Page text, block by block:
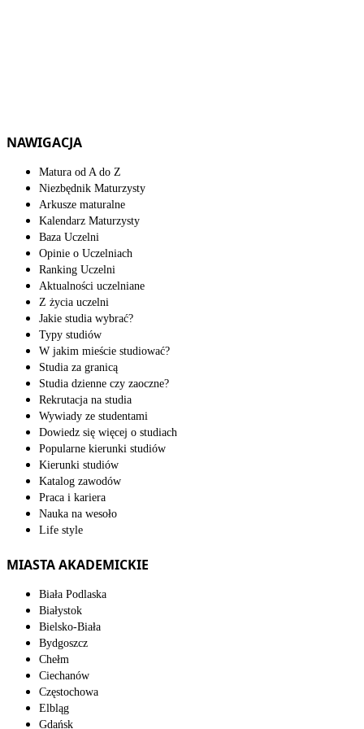
NAWIGACJA
Matura od A do Z
Niezbędnik Maturzysty
Arkusze maturalne
Kalendarz Maturzysty
Baza Uczelni
Opinie o Uczelniach
Ranking Uczelni
Aktualności uczelniane
Z życia uczelni
Jakie studia wybrać?
Typy studiów
W jakim mieście studiować?
Studia za granicą
Studia dzienne czy zaoczne?
Rekrutacja na studia
Wywiady ze studentami
Dowiedz się więcej o studiach
Popularne kierunki studiów
Kierunki studiów
Katalog zawodów
Praca i kariera
Nauka na wesoło
Life style
MIASTA AKADEMICKIE
Biała Podlaska
Białystok
Bielsko-Biała
Bydgoszcz
Chełm
Ciechanów
Częstochowa
Elbląg
Gdańsk